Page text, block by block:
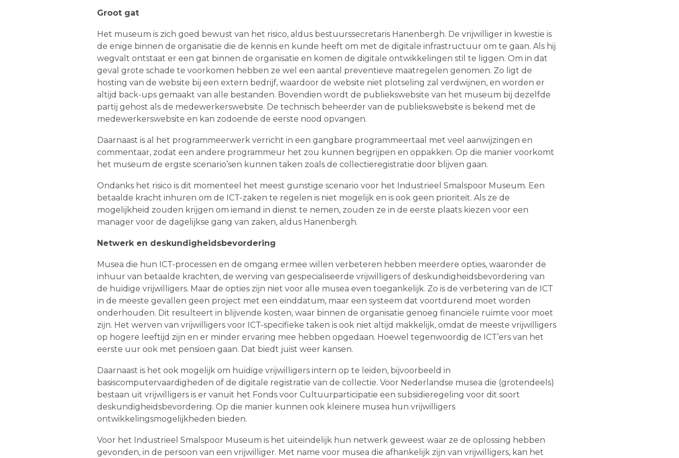
Groot gat
Het museum is zich goed bewust van het risico, aldus bestuurssecretaris Hanenbergh. De vrijwilliger in kwestie is
de enige binnen de organisatie die de kennis en kunde heeft om met de digitale infrastructuur om te gaan. Als hij
wegvalt ontstaat er een gat binnen de organisatie en komen de digitale ontwikkelingen stil te liggen. Om in dat
geval grote schade te voorkomen hebben ze wel een aantal preventieve maatregelen genomen. Zo ligt de
hosting van de website bij een extern bedrijf, waardoor de website niet plotseling zal verdwijnen, en worden er
altijd back-ups gemaakt van alle bestanden. Bovendien wordt de publiekswebsite van het museum bij dezelfde
partij gehost als de medewerkerswebsite. De technisch beheerder van de publiekswebsite is bekend met de
medewerkerswebsite en kan zodoende de eerste nood opvangen.
Daarnaast is al het programmeerwerk verricht in een gangbare programmeertaal met veel aanwijzingen en
commentaar, zodat een andere programmeur het zou kunnen begrijpen en oppakken. Op die manier voorkomt
het museum de ergste scenario’sen kunnen taken zoals de collectieregistratie door blijven gaan.
Ondanks het risico is dit momenteel het meest gunstige scenario voor het Industrieel Smalspoor Museum. Een
betaalde kracht inhuren om de ICT-zaken te regelen is niet mogelijk en is ook geen prioriteit. Als ze de
mogelijkheid zouden krijgen om iemand in dienst te nemen, zouden ze in de eerste plaats kiezen voor een
manager voor de dagelijkse gang van zaken, aldus Hanenbergh.
Netwerk en deskundigheidsbevordering
Musea die hun ICT-processen en de omgang ermee willen verbeteren hebben meerdere opties, waaronder de
inhuur van betaalde krachten, de werving van gespecialiseerde vrijwilligers of deskundigheidsbevordering van
de huidige vrijwilligers. Maar de opties zijn niet voor alle musea even toegankelijk. Zo is de verbetering van de ICT
in de meeste gevallen geen project met een einddatum, maar een systeem dat voortdurend moet worden
onderhouden. Dit resulteert in blijvende kosten, waar binnen de organisatie genoeg financiële ruimte voor moet
zijn. Het werven van vrijwilligers voor ICT-specifieke taken is ook niet altijd makkelijk, omdat de meeste vrijwilligers
op hogere leeftijd zijn en er minder ervaring mee hebben opgedaan. Hoewel tegenwoordig de ICT’ers van het
eerste uur ook met pensioen gaan. Dat biedt juist weer kansen.
Daarnaast is het ook mogelijk om huidige vrijwilligers intern op te leiden, bijvoorbeeld in
basiscomputervaardigheden of de digitale registratie van de collectie. Voor Nederlandse musea die (grotendeels)
bestaan uit vrijwilligers is er vanuit het Fonds voor Cultuurparticipatie een subsidieregeling voor dit soort
deskundigheidsbevordering. Op die manier kunnen ook kleinere musea hun vrijwilligers
ontwikkelingsmogelijkheden bieden.
Voor het Industrieel Smalspoor Museum is het uiteindelijk hun netwerk geweest waar ze de oplossing hebben
gevonden, in de persoon van een vrijwilliger. Met name voor musea die afhankelijk zijn van vrijwilligers, kan het